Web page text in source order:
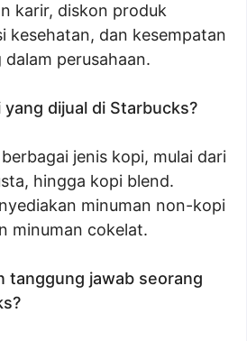
karir, diskon produk
kesehatan, dan kesempatan
perusahaan.
dijual di Starbucks?
jenis kopi, mulai dari
hingga kopi blend.
minuman non-kopi
minuman cokelat.
tanggung jawab seorang